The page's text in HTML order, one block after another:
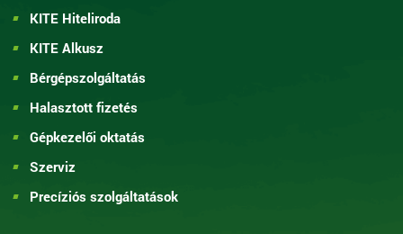
KITE Hiteliroda
KITE Alkusz
Bérgépszolgáltatás
Halasztott fizetés
Gépkezelői oktatás
Szerviz
Precíziós szolgáltatások